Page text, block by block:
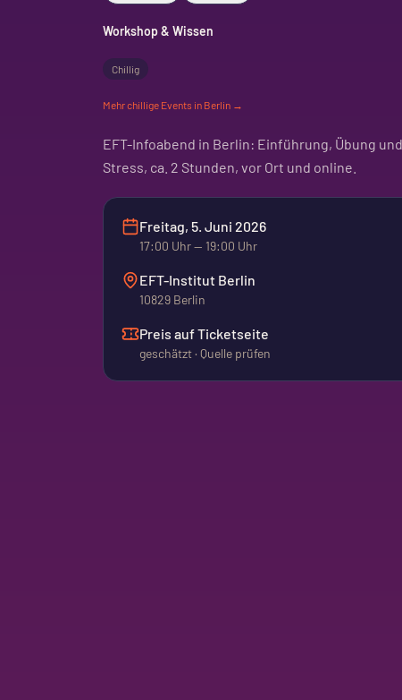
Workshop & Wissen
Chillig
Mehrchillige Events in Berlin →
EFT-Infoabend in Berlin: Einführung, Übung
Stress, ca. 2 Stunden, vor Ort und online.
Freitag, 5. Juni 2026
17:00 Uhr— 19:00 Uhr
EFT-Institut Berlin
10829 Berlin
Preis auf Ticketseite
geschätzt · Quelle prüfen